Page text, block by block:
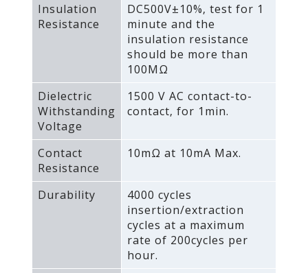
Insulation
Resistance
DC500V±10%‚ test for 1
minute and the
insulation resistance
should be more than
100MΩ
Dielectric
Withstanding
Voltage
1500 V AC contact-to-
contact‚ for 1min.
Contact
Resistance
10mΩ at 10mA Max.
Durability
4000 cycles
insertion/extraction
cycles at a maximum
rate of 200cycles per
hour.